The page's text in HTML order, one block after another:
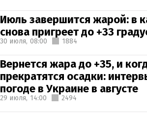
Июль завершится жарой: в
снова пригреет до +33
30 июля, 08:00 1884
Вернется жара до +35, и
прекратятся осадки:
погоде в Украине в августе
29 июля, 14:00 2494